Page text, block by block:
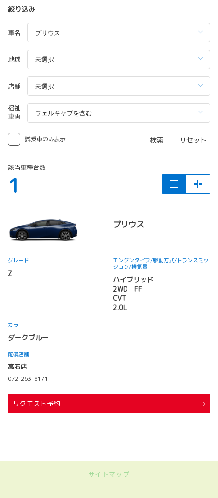
絞り込み
車名
地域
店舗
福祉
車両
試乗車のみ表示 検索 リセット
該当車種台数
1
プリウス
グレード
Z
エンジンタイプ/駆動方式/トランスミッ
ション/排気量
ハイブリッド
2WD FF
CVT
2.0L
カラー
ダークブルー
配備店舗
高石店
072-263-8171
リクエスト予約
サイトマップ